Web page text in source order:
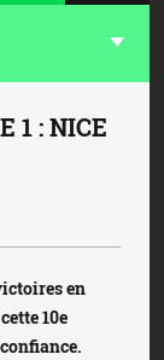
1 : NICE
en
10e